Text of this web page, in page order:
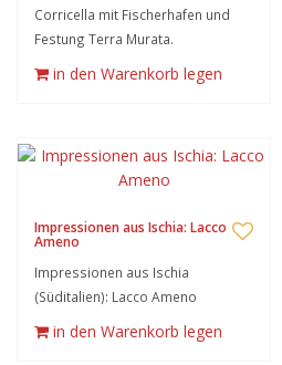
Corricella mit Fischerhafen und
Festung Terra Murata.
in den Warenkorb legen
Impressionen aus Ischia: Lacco
Ameno
Impressionen aus Ischia
(Süditalien): Lacco Ameno
in den Warenkorb legen